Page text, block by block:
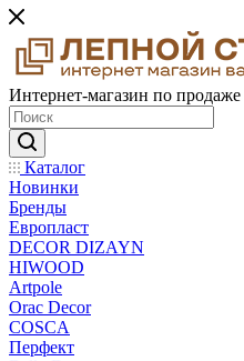
Интернет-магазин по продаже
Каталог
Новинки
Бренды
Европласт
DECOR DIZAYN
HIWOOD
Artpole
Orac Decor
COSCA
Перфект